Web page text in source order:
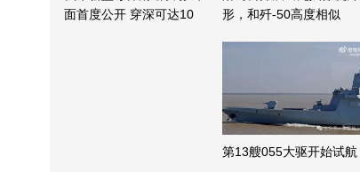
面首度公开 穿深可达10
形，和歼-50高度相似
第13艘055大驱开始试航